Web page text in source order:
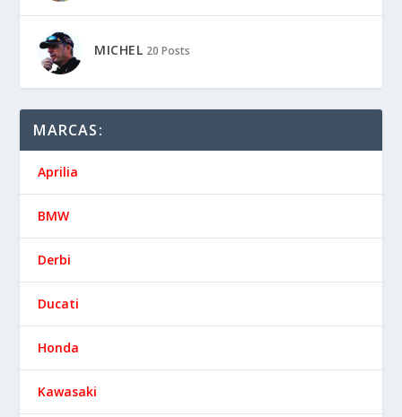
MICHEL 20 Posts
MARCAS:
Aprilia
BMW
Derbi
Ducati
Honda
Kawasaki